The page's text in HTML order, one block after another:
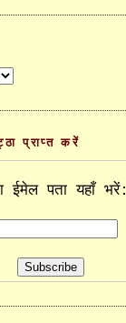
प्राप्त करें
ईमेल पता यहाँ भरें: